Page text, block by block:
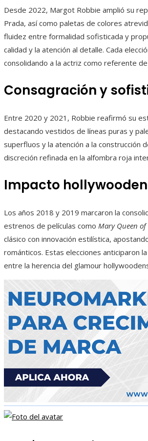
Desde 2022, Margot Robbie amplió su
Prada, así como paletas de colores
fluidez entre formalidad sofisticada y
calidad y la atención al detalle. Cada
consolidando a la actriz como referente
Consagración y
Entre 2020 y 2021, Robbie reafirmó su
destacando vestidos de líneas puras y
superfluos y la atención a la construcción
discreción refinada en la alfombra roja
Impacto
Los años 2018 y 2019 marcaron la
estrenos de películas como Mary Queen of
clásico con innovación estilística,
románticos. Estas elecciones anticiparon
entre la herencia del glamour